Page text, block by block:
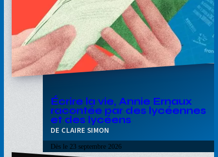
Écrire la vie, Annie Ernaux
racontée par des lycéennes
et des lycéens
CLAIRE SIMON
Dès le 23 septembre 2026